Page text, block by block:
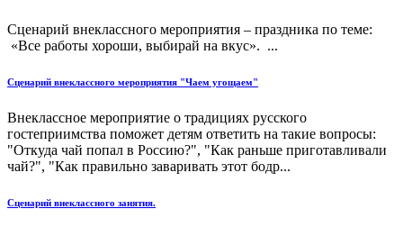
Сценарий внеклассного мероприятия – праздника по теме:
«Все работы хороши, выбирай на вкус». ...
Сценарий внеклассного мероприятия "Чаем угощаем"
Внеклассное мероприятие о традициях русского
гостеприимства поможет детям ответить на такие вопросы:
"Откуда чай попал в Россию?", "Как раньше приготавливали
чай?", "Как правильно заваривать этот бодр...
Сценарий внеклассного занятия.